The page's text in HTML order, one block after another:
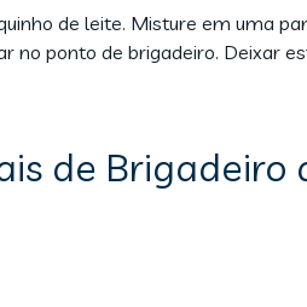
de leite. Misture em uma
no ponto de brigadeiro. Deixar
de Brigadeiro